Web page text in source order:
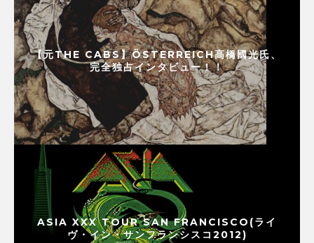
【元THE CABS】ÖSTERREICH高橋國光氏、
完全独占インタビュー！！
ASIA XXX TOUR SAN FRANCISCO(ライ
ヴ・イン・サンフランシスコ2012)